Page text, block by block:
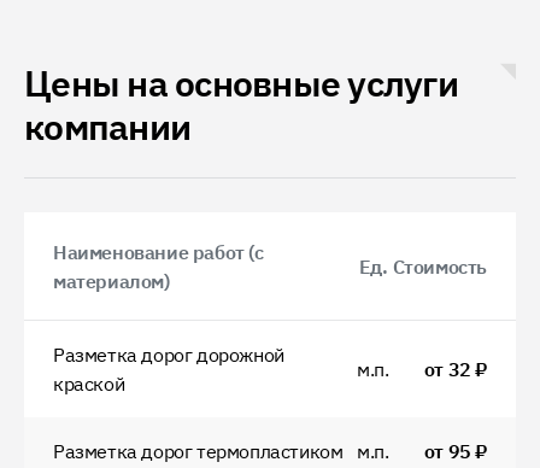
Цены на основные услуги
компании
Наименование работ (с
материалом)
Ед. Стоимость
Разметка дорог дорожной
краской
м.п. от 32 ₽
Разметка дорог термопластиком м.п. от 95 ₽